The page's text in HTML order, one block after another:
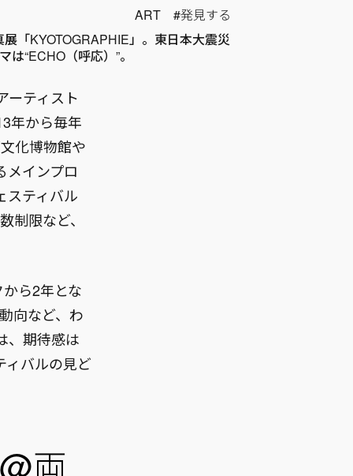
ART
発見する
「KYOTOGRAPHIE」。東日本大震災
“ECHO（呼応）”。
ーティスト
年から毎年
化博物館や
メインプロ
スティバル
限など、
ら2年とな
向など、わ
、期待感は
ィバルの見ど
両